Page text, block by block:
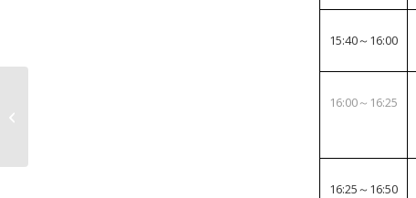
15:40～16:00
16:00～16:25
16:25～16:50